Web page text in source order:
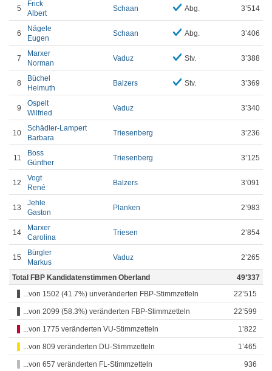
5
Frick
Albert
Schaan Abg. 3’514
6
Nägele
Eugen
Schaan Abg. 3’406
7
Marxer
Norman
Vaduz Stv. 3’388
8
Büchel
Helmuth
Balzers Stv. 3’369
9
Ospelt
Wilfried
Vaduz 3’340
10
Schädler-Lampert
Barbara
Triesenberg 3’236
11
Boss
Günther
Triesenberg 3’125
12
Vogt
René
Balzers 3’091
13
Jehle
Gaston
Planken 2’983
14
Marxer
Carolina
Triesen 2’854
15
Bürgler
Markus
Vaduz 2’265
Total FBP Kandidatenstimmen Oberland
49’337
...von 1502 (41.7%) unveränderten FBP-Stimmzetteln
22’515
...von 2099 (58.3%) veränderten FBP-Stimmzetteln 22’599
...von 1775 veränderten VU-Stimmzetteln 1’822
...von 809 veränderten DU-Stimmzetteln 1’465
...von 657 veränderten FL-Stimmzetteln 936